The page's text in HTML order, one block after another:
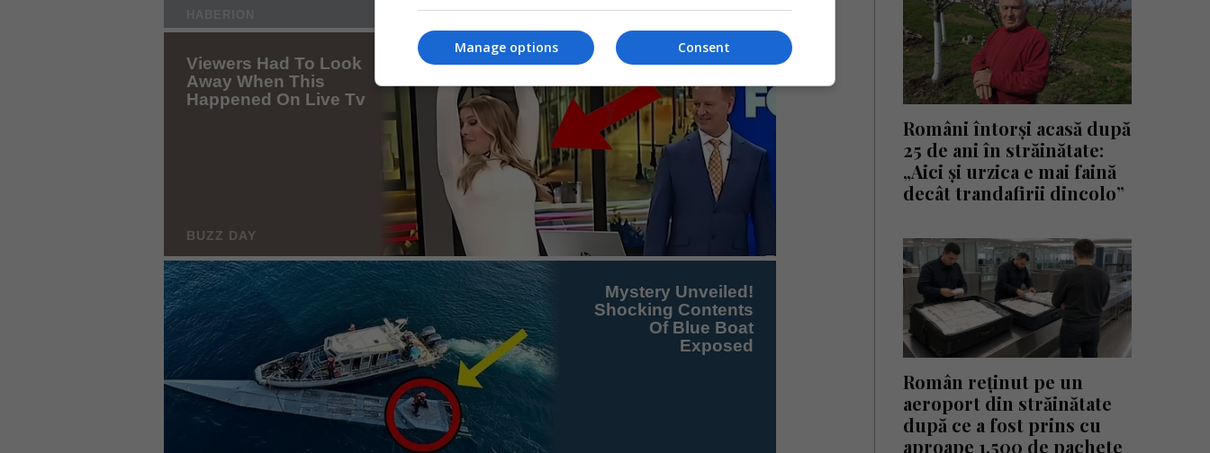
Români întorși acasă după
25 de ani în străinătate:
„Aici și urzica e mai faină
decât trandafirii dincolo”
Român reținut pe un
aeroport din străinătate
după ce a fost prins cu
aproape 1.500 de pachete
Consent
Manage options